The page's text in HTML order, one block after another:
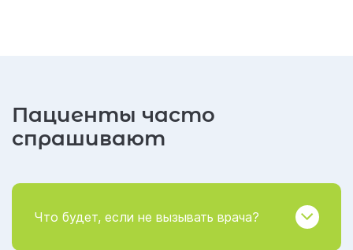
Пациенты часто
спрашивают
Что будет, если не вызывать врача?